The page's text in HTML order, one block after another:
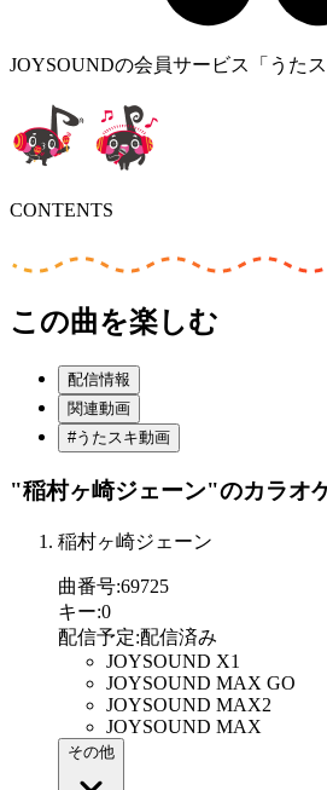
JOYSOUNDの会員サービス「うた
CONTENTS
この曲を楽しむ
配信情報
関連動画
#うたスキ動画
"稲村ヶ崎ジェーン"のカラオ
稲村ヶ崎ジェーン
曲番号:69725
キー:0
配信予定:配信済み
JOYSOUND X1
JOYSOUND MAX GO
JOYSOUND MAX2
JOYSOUND MAX
その他